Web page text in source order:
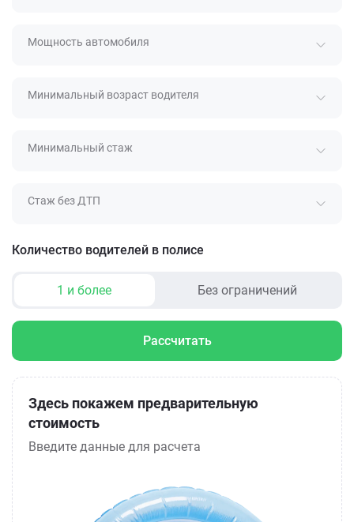
Мощность автомобиля
Минимальный возраст водителя
Минимальный стаж
Стаж без ДТП
Количество водителей в полисе
1 и более Без ограничений
Рассчитать
Здесь покажем предварительную
стоимость
Введите данные для расчета